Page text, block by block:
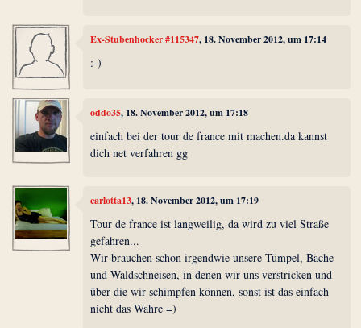
Ex-Stubenhocker #115347, 18. November 2012, um 17:14
:-)
oddo35, 18. November 2012, um 17:18
einfach bei der tour de france mit machen.da kannst
dich net verfahren gg
carlotta13, 18. November 2012, um 17:19
Tour de france ist langweilig, da wird zu viel Straße
gefahren...
Wir brauchen schon irgendwie unsere Tümpel, Bäche
und Waldschneisen, in denen wir uns verstricken und
über die wir schimpfen können, sonst ist das einfach
nicht das Wahre =)